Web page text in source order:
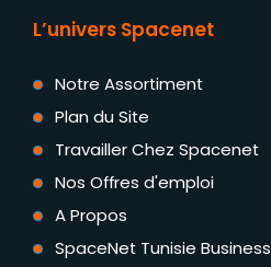
L’univers Spacenet
Notre Assortiment
Plan du Site
Travailler Chez Spacenet
Nos Offres d'emploi
A Propos
SpaceNet Tunisie Business